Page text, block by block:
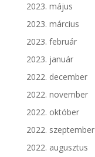
2023. május
2023. március
2023. február
2023. január
2022. december
2022. november
2022. október
2022. szeptember
2022. augusztus